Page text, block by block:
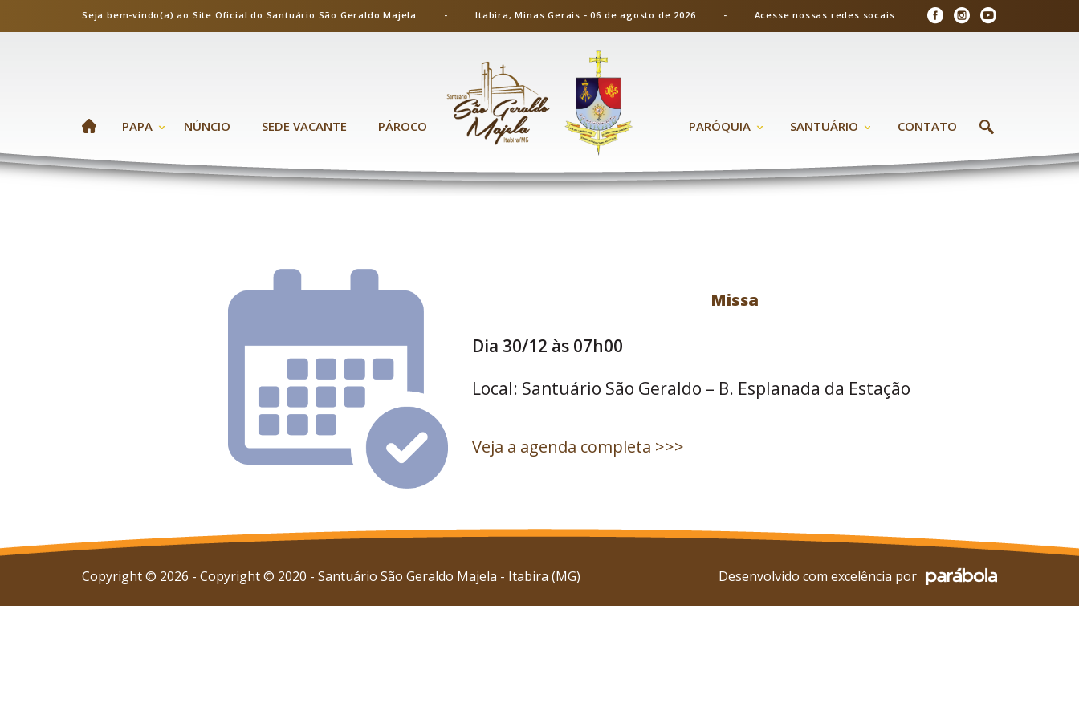
Seja bem-vindo(a) ao Site Oficial do Santuário São Geraldo Majela - Itabira, Minas Gerais - 06 de agosto de 2026 - Acesse nossas redes socais
PAPA NÚNCIO SEDE VACANTE PÁROCO PARÓQUIA SANTUÁRIO CONTATO
Missa
Dia 30/12 às 07h00
Local: Santuário São Geraldo – B. Esplanada da Estação
Veja a agenda completa >>>
Copyright © 2026 - Copyright © 2020 - Santuário São Geraldo Majela - Itabira (MG) Desenvolvido com excelência por